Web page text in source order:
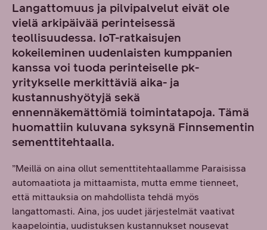
Langattomuus ja pilvipalvelut eivät ole
vielä arkipäivää perinteisessä
teollisuudessa. IoT-ratkaisujen
kokeileminen uudenlaisten kumppanien
kanssa voi tuoda perinteiselle pk-
yritykselle merkittäviä aika- ja
kustannushyötyjä sekä
ennennäkemättömiä toimintatapoja. Tämä
huomattiin kuluvana syksynä Finnsementin
sementtitehtaalla.
”Meillä on aina ollut sementtitehtaallamme Paraisissa
automaatiota ja mittaamista, mutta emme tienneet,
että mittauksia on mahdollista tehdä myös
langattomasti. Aina, jos uudet järjestelmät vaativat
kaapelointia, uudistuksen kustannukset nousevat